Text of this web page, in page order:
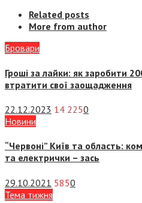
Related posts
More from author
Бровари
Гроші за лайки: як заробити
втратити свої заощадження
22.12.2023 14 2250
Новини
“Червоні” Київ та область:
та електрички – зась
29.10.2021 5850
Тема тижня